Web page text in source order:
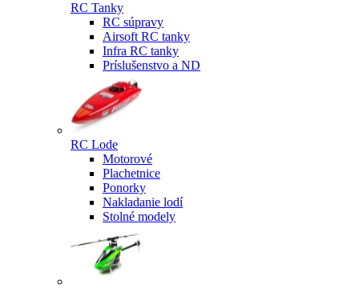
RC Tanky
RC súpravy
Airsoft RC tanky
Infra RC tanky
Príslušenstvo a ND
RC Lode
Motorové
Plachetnice
Ponorky
Nakladanie lodí
Stolné modely